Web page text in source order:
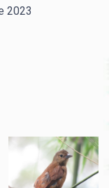
2023